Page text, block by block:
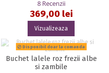
8 Recenzii
369,00 lei
Vizualizeaza
Disponibil doar la comanda
Buchet lalele roz frezii albe
si zambile